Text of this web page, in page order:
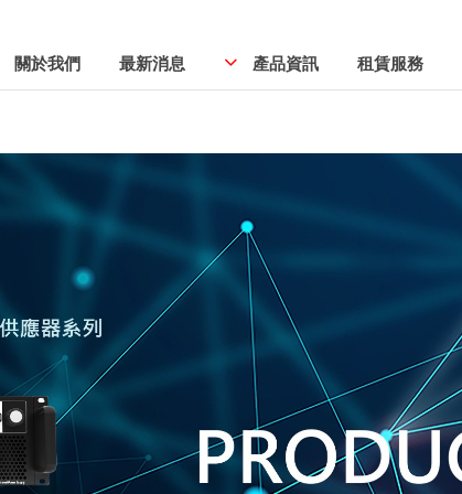
關於我們 最新消息 產品資訊 租賃服務